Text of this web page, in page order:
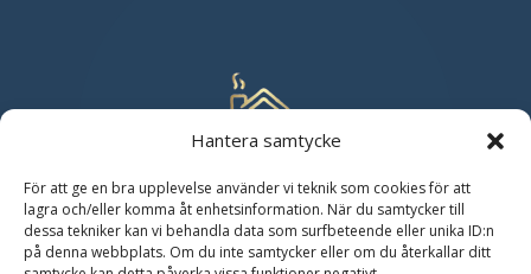
Hantera samtycke
För att ge en bra upplevelse använder vi teknik som cookies för att
lagra och/eller komma åt enhetsinformation. När du samtycker till
dessa tekniker kan vi behandla data som surfbeteende eller unika ID:n
på denna webbplats. Om du inte samtycker eller om du återkallar ditt